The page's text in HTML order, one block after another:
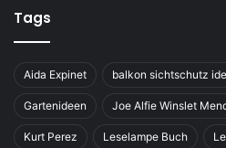
Tags
Aida Expinet balkon sichtschutz
Gartenideen Joe Alfie Winslet
Kurt Perez Leselampe Buch